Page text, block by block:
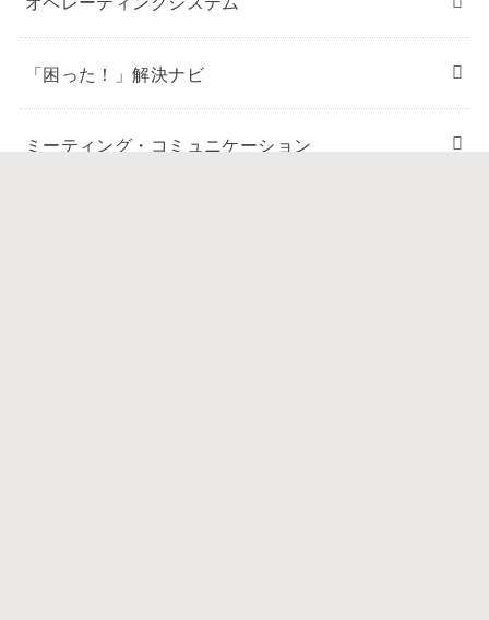
「困った！」解決ナビ
ミーティング・コミュニケーション